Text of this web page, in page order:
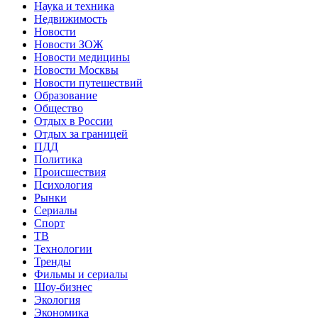
Наука и техника
Недвижимость
Новости
Новости ЗОЖ
Новости медицины
Новости Москвы
Новости путешествий
Образование
Общество
Отдых в России
Отдых за границей
ПДД
Политика
Происшествия
Психология
Рынки
Сериалы
Спорт
ТВ
Технологии
Тренды
Фильмы и сериалы
Шоу-бизнес
Экология
Экономика